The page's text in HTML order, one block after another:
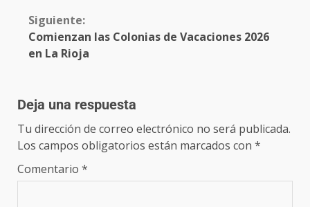
Siguiente:
Comienzan las Colonias de Vacaciones 2026
en La Rioja
Deja una respuesta
Tu dirección de correo electrónico no será publicada.
Los campos obligatorios están marcados con *
Comentario *